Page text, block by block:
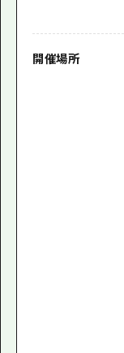
開催場所